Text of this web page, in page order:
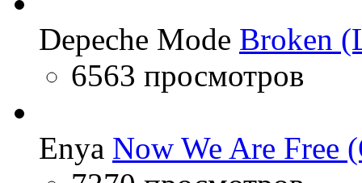
Depeche Mode Broken
6563 просмотров
Enya Now We Are Free